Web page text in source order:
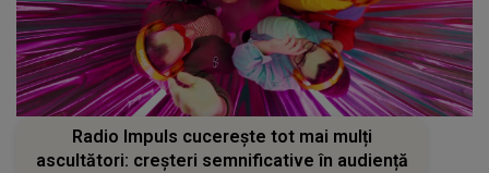
Radio Impuls cucerește tot mai mulți
ascultători: creșteri semnificative în audiență